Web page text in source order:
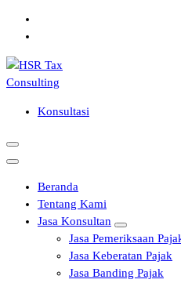
Konsultasi
Beranda
Tentang Kami
Jasa Konsultan
Jasa Pemeriksaan
Jasa Keberatan Pajak
Jasa Banding Pajak